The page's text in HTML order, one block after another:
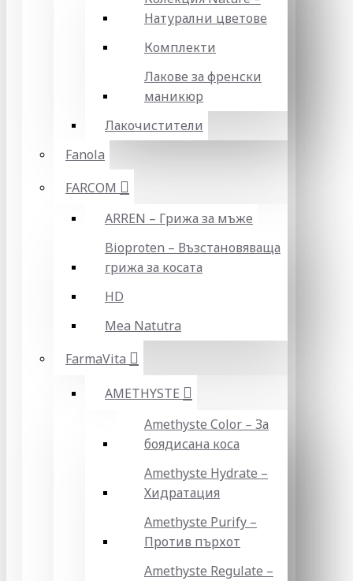
Натурални цветове
Комплекти
Лакове за френски
маникюр
Лакочистители
Fanola
FARCOM
ARREN – Грижа за мъже
Bioproten – Възстановяваща
грижа за косата
HD
Mea Natutra
FarmaVita
AMETHYSTE
Amethyste Color – За
боядисана коса
Amethyste Hydrate –
Хидратация
Amethyste Purify –
Против пърхот
Amethyste Regulate –